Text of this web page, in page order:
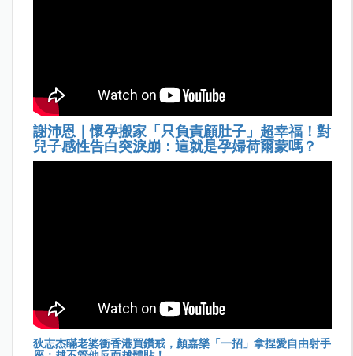
謝沛恩｜懷孕搬家「只負責顧肚子」超幸福！對
兒子感性告白突淚崩：這就是孕婦荷爾蒙嗎？
狄志杰瞞老婆衝香港買鑽戒，顏嘉樂「一招」拿捏愛自由射手